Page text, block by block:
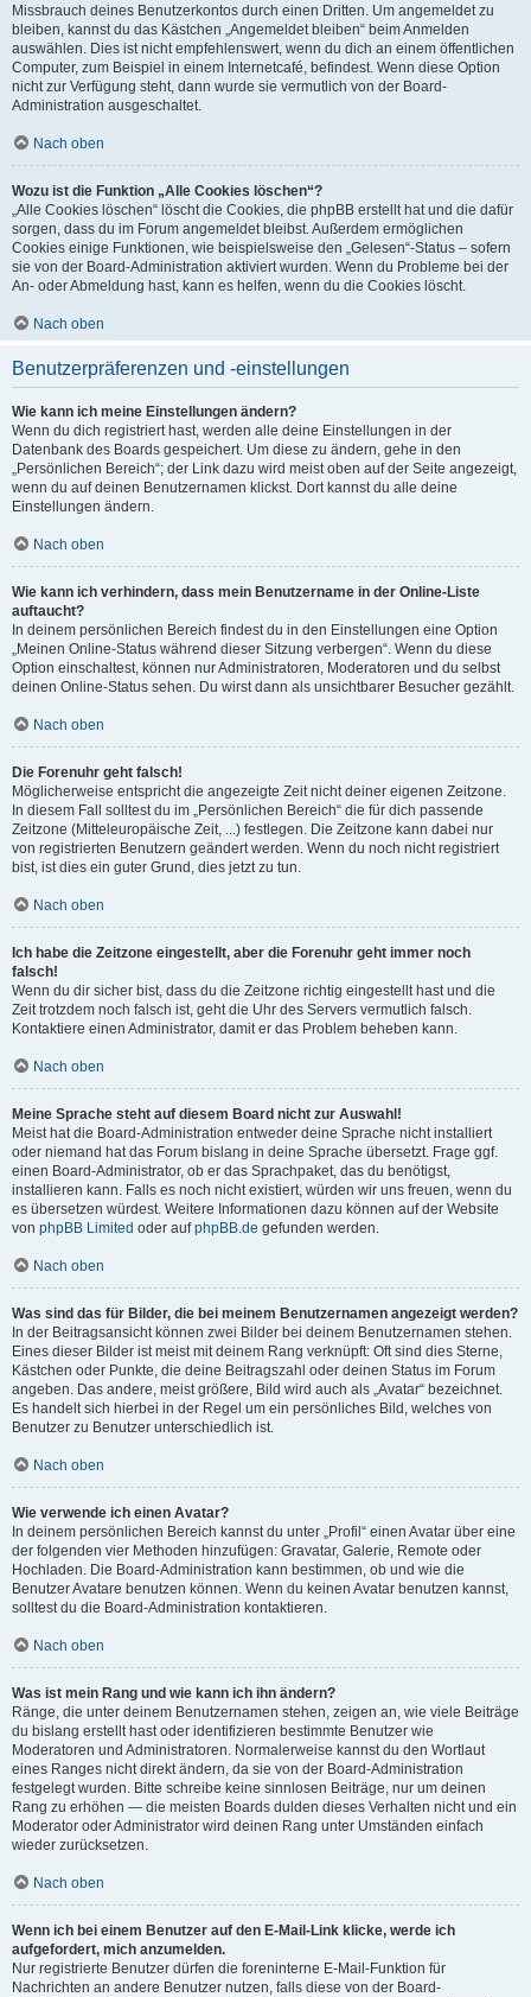
Missbrauch deines Benutzerkontos durch einen Dritten. Um angemeldet zu
bleiben, kannst du das Kästchen „Angemeldet bleiben“ beim Anmelden
auswählen. Dies ist nicht empfehlenswert, wenn du dich an einem öffentlichen
Computer, zum Beispiel in einem Internetcafé, befindest. Wenn diese Option
nicht zur Verfügung steht, dann wurde sie vermutlich von der Board-
Administration ausgeschaltet.
Nach oben
Wozu ist die Funktion „Alle Cookies löschen“?
„Alle Cookies löschen“ löscht die Cookies, die phpBB erstellt hat und die dafür
sorgen, dass du im Forum angemeldet bleibst. Außerdem ermöglichen
Cookies einige Funktionen, wie beispielsweise den „Gelesen“-Status – sofern
sie von der Board-Administration aktiviert wurden. Wenn du Probleme bei der
An- oder Abmeldung hast, kann es helfen, wenn du die Cookies löscht.
Nach oben
Benutzerpräferenzen und -einstellungen
Wie kann ich meine Einstellungen ändern?
Wenn du dich registriert hast, werden alle deine Einstellungen in der
Datenbank des Boards gespeichert. Um diese zu ändern, gehe in den
„Persönlichen Bereich“; der Link dazu wird meist oben auf der Seite angezeigt,
wenn du auf deinen Benutzernamen klickst. Dort kannst du alle deine
Einstellungen ändern.
Nach oben
Wie kann ich verhindern, dass mein Benutzername in der Online-Liste
auftaucht?
In deinem persönlichen Bereich findest du in den Einstellungen eine Option
„Meinen Online-Status während dieser Sitzung verbergen“. Wenn du diese
Option einschaltest, können nur Administratoren, Moderatoren und du selbst
deinen Online-Status sehen. Du wirst dann als unsichtbarer Besucher gezählt.
Nach oben
Die Forenuhr geht falsch!
Möglicherweise entspricht die angezeigte Zeit nicht deiner eigenen Zeitzone.
In diesem Fall solltest du im „Persönlichen Bereich“ die für dich passende
Zeitzone (Mitteleuropäische Zeit, ...) festlegen. Die Zeitzone kann dabei nur
von registrierten Benutzern geändert werden. Wenn du noch nicht registriert
bist, ist dies ein guter Grund, dies jetzt zu tun.
Nach oben
Ich habe die Zeitzone eingestellt, aber die Forenuhr geht immer noch
falsch!
Wenn du dir sicher bist, dass du die Zeitzone richtig eingestellt hast und die
Zeit trotzdem noch falsch ist, geht die Uhr des Servers vermutlich falsch.
Kontaktiere einen Administrator, damit er das Problem beheben kann.
Nach oben
Meine Sprache steht auf diesem Board nicht zur Auswahl!
Meist hat die Board-Administration entweder deine Sprache nicht installiert
oder niemand hat das Forum bislang in deine Sprache übersetzt. Frage ggf.
einen Board-Administrator, ob er das Sprachpaket, das du benötigst,
installieren kann. Falls es noch nicht existiert, würden wir uns freuen, wenn du
es übersetzen würdest. Weitere Informationen dazu können auf der Website
von phpBB Limited oder aufphpBB.de gefunden werden.
Nach oben
Was sind das für Bilder, die bei meinem Benutzernamen angezeigt werden?
In der Beitragsansicht können zwei Bilder bei deinem Benutzernamen stehen.
Eines dieser Bilder ist meist mit deinem Rang verknüpft: Oft sind dies Sterne,
Kästchen oder Punkte, die deine Beitragszahl oder deinen Status im Forum
angeben. Das andere, meist größere, Bild wird auch als „Avatar“ bezeichnet.
Es handelt sich hierbei in der Regel um ein persönliches Bild, welches von
Benutzer zu Benutzer unterschiedlich ist.
Nach oben
Wie verwende ich einen Avatar?
In deinem persönlichen Bereich kannst du unter „Profil“ einen Avatar über eine
der folgenden vier Methoden hinzufügen: Gravatar, Galerie, Remote oder
Hochladen. Die Board-Administration kann bestimmen, ob und wie die
Benutzer Avatare benutzen können. Wenn du keinen Avatar benutzen kannst,
solltest du die Board-Administration kontaktieren.
Nach oben
Was ist mein Rang und wie kann ich ihn ändern?
Ränge, die unter deinem Benutzernamen stehen, zeigen an, wie viele Beiträge
du bislang erstellt hast oder identifizieren bestimmte Benutzer wie
Moderatoren und Administratoren. Normalerweise kannst du den Wortlaut
eines Ranges nicht direkt ändern, da sie von der Board-Administration
festgelegt wurden. Bitte schreibe keine sinnlosen Beiträge, nur um deinen
Rang zu erhöhen — die meisten Boards dulden dieses Verhalten nicht und ein
Moderator oder Administrator wird deinen Rang unter Umständen einfach
wieder zurücksetzen.
Nach oben
Wenn ich bei einem Benutzer auf den E-Mail-Link klicke, werde ich
aufgefordert, mich anzumelden.
Nur registrierte Benutzer dürfen die foreninterne E-Mail-Funktion für
Nachrichten an andere Benutzer nutzen, falls diese von der Board-